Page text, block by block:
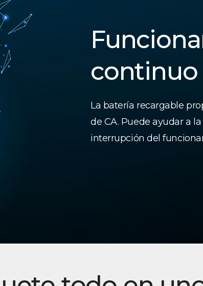
continuo
La batería recargable
de CA. Puede ayudar a
interrupción del